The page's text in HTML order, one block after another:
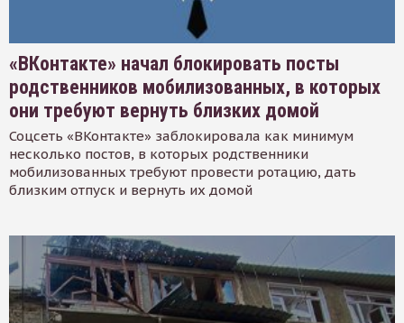
«ВКонтакте» начал блокировать посты
родственников мобилизованных, в которых
они требуют вернуть близких домой
Соцсеть «ВКонтакте» заблокировала как минимум
несколько постов, в которых родственники
мобилизованных требуют провести ротацию, дать
близким отпуск и вернуть их домой